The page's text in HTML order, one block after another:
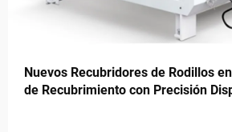
Nuevos Recubridores de Rodillos
de Recubrimiento con Precisión